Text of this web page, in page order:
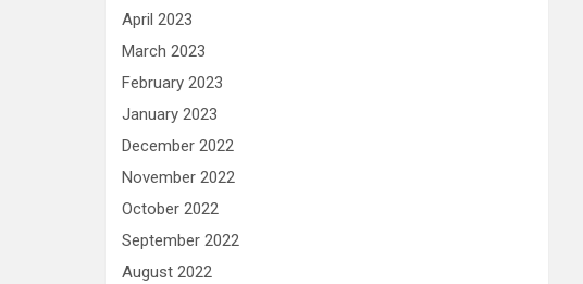
April 2023
March 2023
February 2023
January 2023
December 2022
November 2022
October 2022
September 2022
August 2022